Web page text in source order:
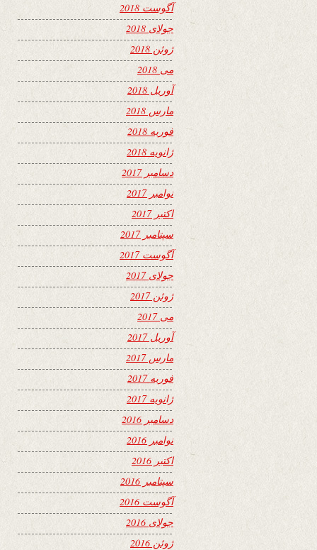
آگوست 2018
جولای 2018
ژوئن 2018
می 2018
آوریل 2018
مارس 2018
فوریه 2018
ژانویه 2018
دسامبر 2017
نوامبر 2017
اکتبر 2017
سپتامبر 2017
آگوست 2017
جولای 2017
ژوئن 2017
می 2017
آوریل 2017
مارس 2017
فوریه 2017
ژانویه 2017
دسامبر 2016
نوامبر 2016
اکتبر 2016
سپتامبر 2016
آگوست 2016
جولای 2016
ژوئن 2016